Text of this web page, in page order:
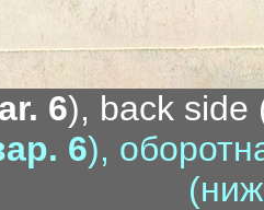
6), back side
6),